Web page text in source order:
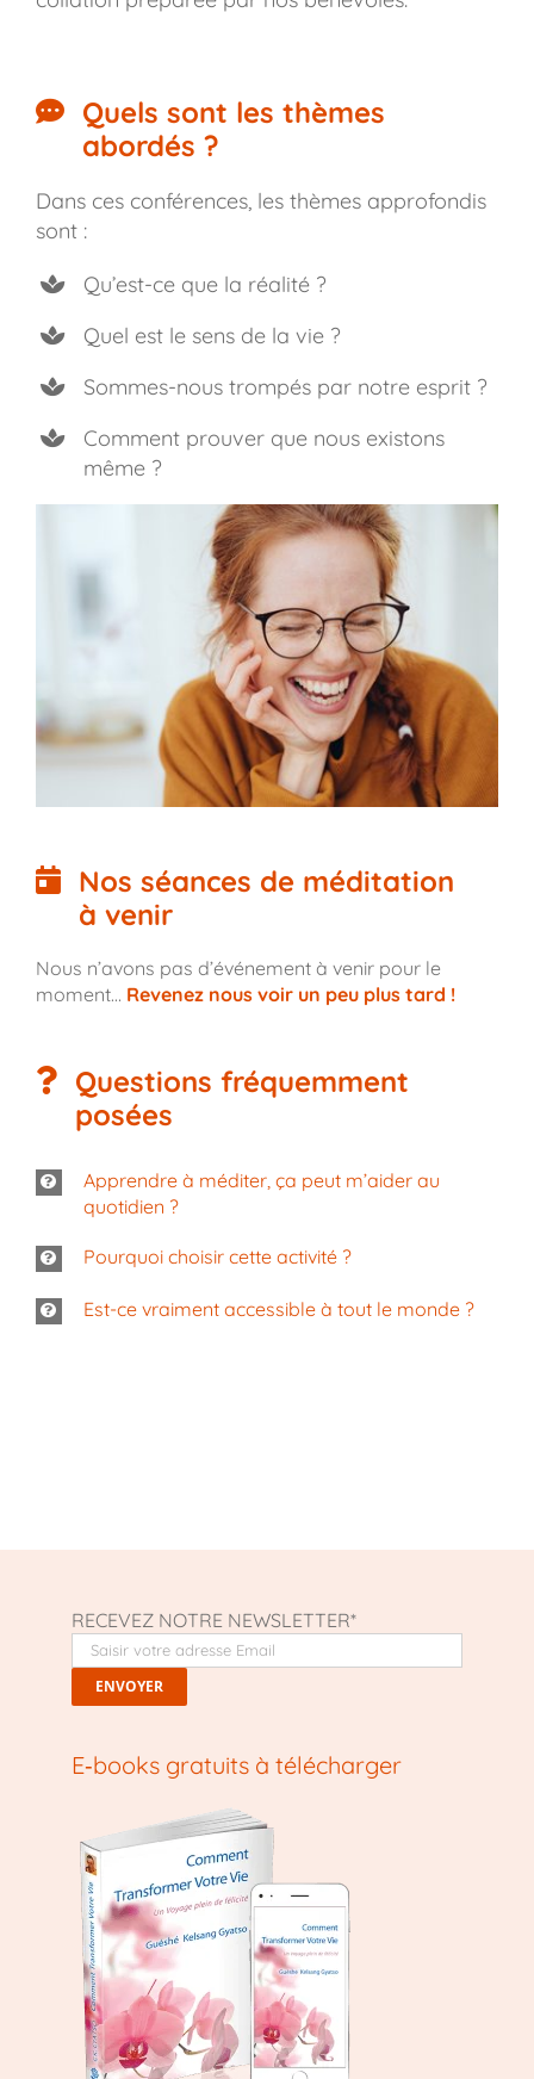
Quels sont les thèmes
abordés ?
Dans ces conférences, les thèmes approfondis
sont :
Qu’est-ce que la réalité ?
Quel est le sens de la vie ?
Sommes-nous trompés par notre esprit ?
Comment prouver que nous existons
même ?
Nos séances de méditation
à venir
Nous n’avons pas d’événement à venir pour le
moment… Revenez nous voir un peu plus tard !
Questions fréquemment
posées
Apprendre à méditer, ça peut m’aider au
quotidien ?
Pourquoi choisir cette activité ?
Est-ce vraiment accessible à tout le monde ?
RECEVEZ NOTRE NEWSLETTER*
E‑books gratuits à télécharger